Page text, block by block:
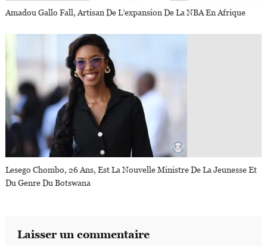
Amadou Gallo Fall, Artisan De L’expansion De La NBA En Afrique
Lesego Chombo, 26 Ans, Est La Nouvelle Ministre De La Jeunesse Et
Du Genre Du Botswana
Laisser un commentaire